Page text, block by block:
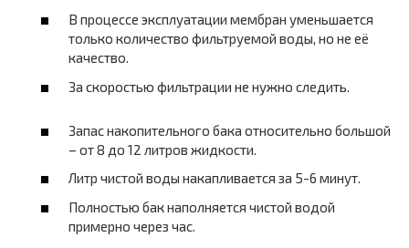
В процессе эксплуатации мембран уменьшается
только количество фильтруемой воды, но не её
качество.
За скоростью фильтрации не нужно следить.
Запас накопительного бака относительно большой
– от 8 до 12 литров жидкости.
Литр чистой воды накапливается за 5-6 минут.
Полностью бак наполняется чистой водой
примерно через час.